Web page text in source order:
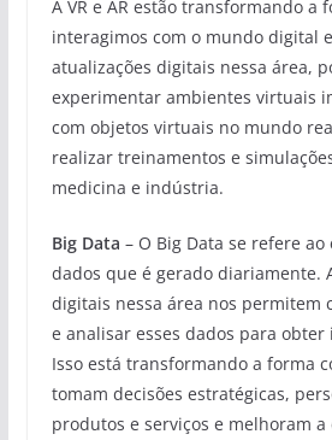
A VR e AR estão transformando a
interagimos com o mundo digital
atualizações digitais nessa área,
experimentar ambientes virtuais
com objetos virtuais no mundo
realizar treinamentos e
medicina e indústria.
Big Data – O Big Data se refere
dados que é gerado diariamente.
digitais nessa área nos permitem
e analisar esses dados para obter
Isso está transformando a forma
tomam decisões estratégicas,
produtos e serviços e melhoram